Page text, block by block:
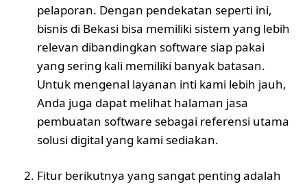
pelaporan. Dengan pendekatan seperti ini,
bisnis di Bekasi bisa memiliki sistem yang lebih
relevan dibandingkan software siap pakai
yang sering kali memiliki banyak batasan.
Untuk mengenal layanan inti kami lebih jauh,
Anda juga dapat melihat halaman jasa
pembuatan software sebagai referensi utama
solusi digital yang kami sediakan.
Fitur berikutnya yang sangat penting adalah